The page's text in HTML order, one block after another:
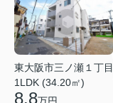
東大阪市三ノ瀬１丁目
1LDK (34.20㎡)
8.8万円